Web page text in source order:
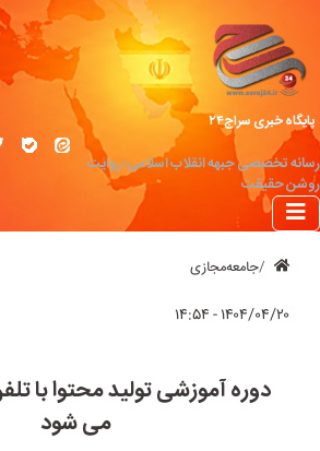
پایگاه خبری سراج۲۴
رسانه تخصصی جبهه انقلاب اسلامی؛ روایت
روشن حقیقت
جامعه‌مجازی
۱۴۰۴/۰۴/۲۰ - ۱۴:۵۴
دوره آموزشی تولید محتوا با
می شود